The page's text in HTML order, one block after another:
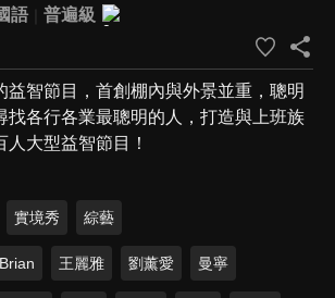
語
普遍級
益智節目，首創棚內與外景並重，聰明
找各行各業最聰明的人，打造與上班族
大型益智節目！
實境秀 綜藝
Brian 王麗雅 劉薰愛 曼寧